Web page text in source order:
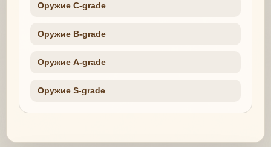
Оружие C-grade
Оружие B-grade
Оружие A-grade
Оружие S-grade